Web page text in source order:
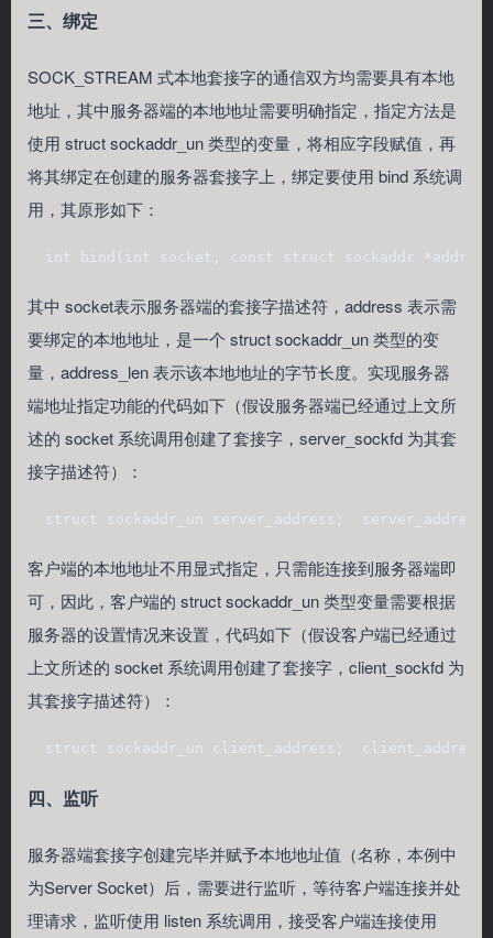
三、绑定
SOCK_STREAM 式本地套接字的通信双方均需要具有本地
地址，其中服务器端的本地地址需要明确指定，指定方法是
使用 struct sockaddr_un 类型的变量，将相应字段赋值，再
将其绑定在创建的服务器套接字上，绑定要使用 bind 系统调
用，其原形如下：
int bind(int socket, const struct sockaddr
其中 socket表示服务器端的套接字描述符，address 表示需
要绑定的本地地址，是一个 struct sockaddr_un 类型的变
量，address_len 表示该本地地址的字节长度。实现服务器
端地址指定功能的代码如下（假设服务器端已经通过上文所
述的 socket 系统调用创建了套接字，server_sockfd 为其套
接字描述符）：
struct sockaddr_un server_address;
客户端的本地地址不用显式指定，只需能连接到服务器端即
可，因此，客户端的 struct sockaddr_un 类型变量需要根据
服务器的设置情况来设置，代码如下（假设客户端已经通过
上文所述的 socket 系统调用创建了套接字，client_sockfd 为
其套接字描述符）：
struct sockaddr_un client_address;
四、监听
服务器端套接字创建完毕并赋予本地地址值（名称，本例中
为Server Socket）后，需要进行监听，等待客户端连接并处
理请求，监听使用 listen 系统调用，接受客户端连接使用